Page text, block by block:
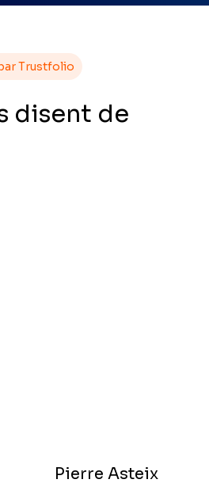
Trustfolio
disent de
Pierre Asteix